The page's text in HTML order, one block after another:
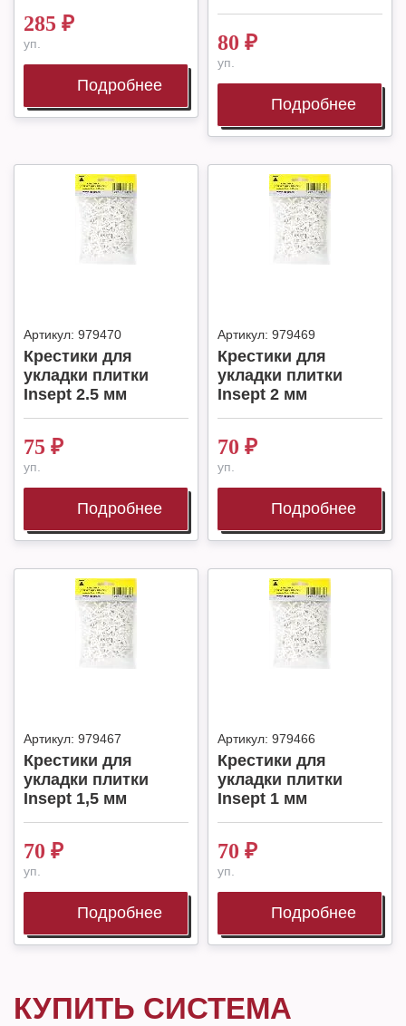
285 ₽
уп.
Подробнее
80 ₽
уп.
Подробнее
Артикул: 979470
Крестики для
укладки плитки
Insept 2.5 мм
75 ₽
уп.
Подробнее
Артикул: 979469
Крестики для
укладки плитки
Insept 2 мм
70 ₽
уп.
Подробнее
Артикул: 979467
Крестики для
укладки плитки
Insept 1,5 мм
70 ₽
уп.
Подробнее
Артикул: 979466
Крестики для
укладки плитки
Insept 1 мм
70 ₽
уп.
Подробнее
КУПИТЬ СИСТЕМА